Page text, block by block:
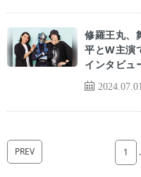
2024.07.01
修羅王丸
平とW主演
インタビュ
PREV 1